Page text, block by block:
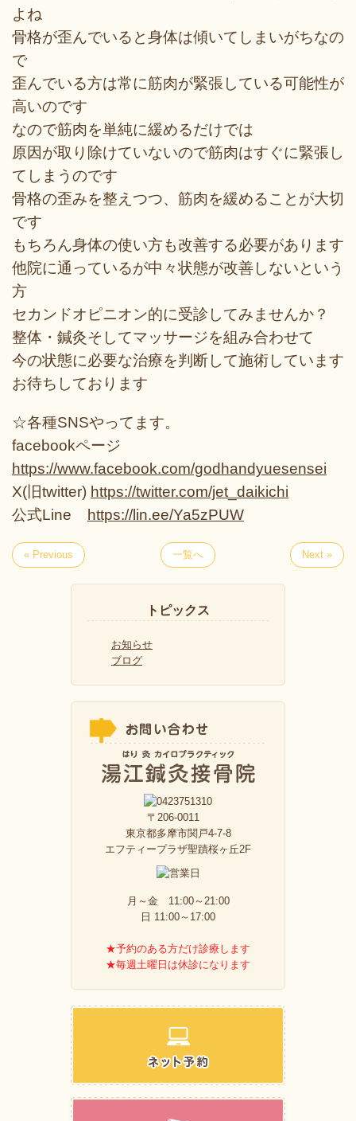
よね
骨格が歪んでいると身体は傾いてしまいがちなの
で
歪んでいる方は常に筋肉が緊張している可能性が
高いのです
なので筋肉を単純に緩めるだけでは
原因が取り除けていないので筋肉はすぐに緊張し
てしまうのです
骨格の歪みを整えつつ、筋肉を緩めることが大切
です
もちろん身体の使い方も改善する必要があります
他院に通っているが中々状態が改善しないという
方
セカンドオピニオン的に受診してみませんか？
整体・鍼灸そしてマッサージを組み合わせて
今の状態に必要な治療を判断して施術しています
お待ちしております
☆各種SNSやってます。
facebookページ
https://www.facebook.com/godhandyuesensei
X(旧twitter) https://twitter.com/jet_daikichi
公式Line
https://lin.ee/Ya5zPUW
« Previous 一覧へ Next »
トピックス
お知らせ
ブログ
〒206-0011
東京都多摩市関戸4-7-8
エフティープラザ聖蹟桜ヶ丘2F
月～金 11:00～21:00
日 11:00～17:00
★予約のある方だけ診療します
★毎週土曜日は休診になります